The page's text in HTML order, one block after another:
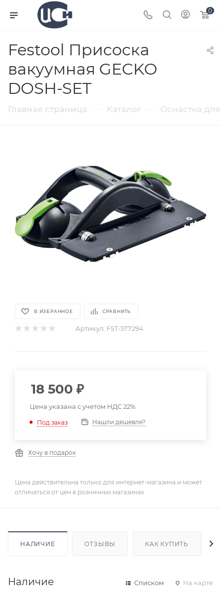
0
Festool Присоска
вакуумная GECKO
DOSH-SET
Главная страница Каталог Оснастка
В ИЗБРАННОЕ СРАВНИТЬ
Артикул: FST-577294
18 500 ₽
Цена указана с учетом НДС 22%
Под заказ Нашли дешевле?
Хочу в подарок
Цена действительна только для интернет-магазина и может
отличаться от цен в розничных магазинах
НАЛИЧИЕ ОТЗЫВЫ КАК КУПИТЬ
Наличие Списком На карте